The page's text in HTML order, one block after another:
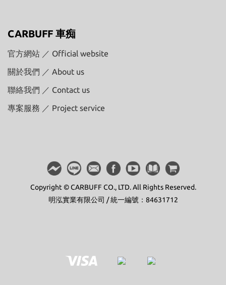
CARBUFF 車痴
官方網站 ／ Official website
關於我們 ／ About us
聯絡我們 ／ Contact us
專案服務 ／ Project service
Copyright © CARBUFF CO., LTD. All Rights Reserved.
明泓實業有限公司 / 統一編號：84631712